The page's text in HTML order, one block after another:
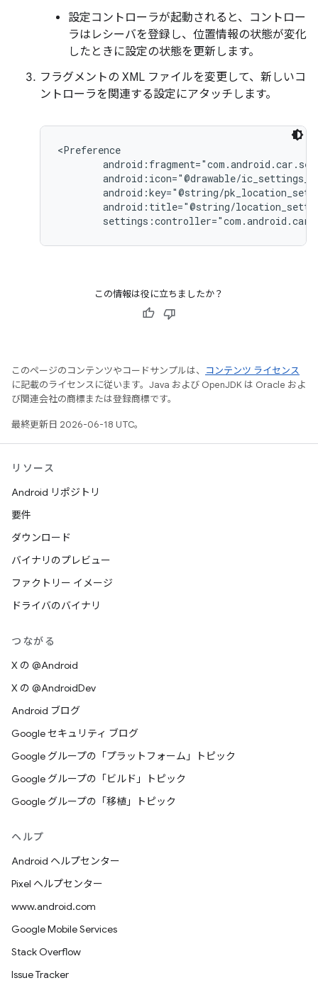
設定コントローラが起動されると、コントロー
ラはレシーバを登録し、位置情報の状態が変化
したときに設定の状態を更新します。
フラグメントの XML ファイルを変更して、新しいコ
ントローラを関連する設定にアタッチします。
<Preference
android:icon="@drawable/
android:key="@string/
android:title="@string/
この情報は役に立ちましたか？
このページのコンテンツやコードサンプルは、
コンテンツ ライセンス
に記載のライセンスに従います。Java および OpenJDK は Oracle およ
び関連会社の商標または登録商標です。
最終更新日 2026-06-18 UTC。
リソース
Android リポジトリ
要件
ダウンロード
バイナリのプレビュー
ファクトリー イメージ
ドライバのバイナリ
つながる
X の @Android
X の @AndroidDev
Android ブログ
Google セキュリティ ブログ
Google グループの「プラットフォーム」トピック
Google グループの「ビルド」トピック
Google グループの「移植」トピック
ヘルプ
Android ヘルプセンター
Pixel ヘルプセンター
www.android.com
Google Mobile Services
Stack Overflow
Issue Tracker